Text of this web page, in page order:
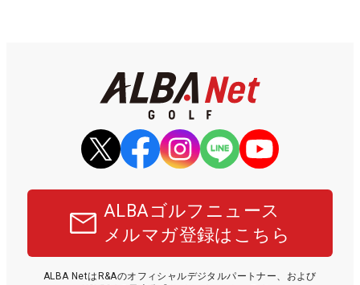
ALBAゴルフニュース
メルマガ登録はこちら
ALBA NetはR&Aのオフィシャルデジタルパートナー、および